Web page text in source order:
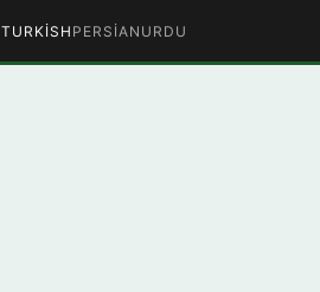
TURKISH PERSIAN URDU